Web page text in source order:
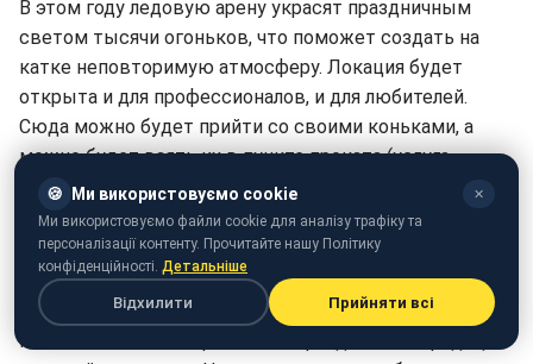
В этом году ледовую арену украсят праздничным
светом тысячи огоньков, что поможет создать на
катке неповторимую атмосферу. Локация будет
открыта и для профессионалов, и для любителей.
Сюда можно будет прийти со своими коньками, а
можно будет взять их в пункте проката (услуга
включена в стоимость билета). Для удобства
посетителей на катке будет работать камера
хранения.
Теплая ярмарка "Корпорация подарков"
Киев постепенно перенимает праздничные традиции
🍪 Ми використовуємо cookie ✕
Ми використовуємо файли cookie для аналізу трафіку та
персоналізації контенту. Прочитайте нашу Політику
конфіденційності. Детальніше
Відхилити Прийняти всі